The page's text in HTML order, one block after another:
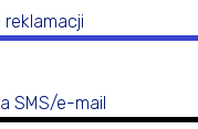
reklamacji
SMS/e-mail